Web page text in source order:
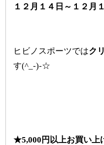
１２月１４日～１２月
ヒビノスポーツではク
す(^_-)-☆
★5,000円以上お買い上